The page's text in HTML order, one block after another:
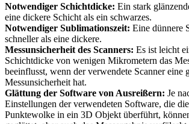
Notwendiger Schichtdicke: Ein stark
eine dickere Schicht als ein schwarzes.
Notwendiger Sublimationszeit: Eine dünnere
schneller als eine dickere.
Messunsicherheit des Scanners: Es ist leicht
Schichtdicke von wenigen Mikrometern das
beeinflusst, wenn der verwendete Scanner eine
Messunsicherheit hat.
Glättung der Software von Ausreißern: Je
Einstellungen der verwendeten Software, die
Punktewolke in ein 3D Objekt überführt,